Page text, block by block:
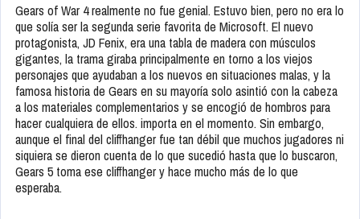
Gears of War 4 realmente no fue genial. Estuvo bien, pero no era lo
que solía ser la segunda serie favorita de Microsoft. El nuevo
protagonista, JD Fenix, era una tabla de madera con músculos
gigantes, la trama giraba principalmente en torno a los viejos
personajes que ayudaban a los nuevos en situaciones malas, y la
famosa historia de Gears en su mayoría solo asintió con la cabeza
a los materiales complementarios y se encogió de hombros para
hacer cualquiera de ellos. importa en el momento. Sin embargo,
aunque el final del cliffhanger fue tan débil que muchos jugadores ni
siquiera se dieron cuenta de lo que sucedió hasta que lo buscaron,
Gears 5 toma ese cliffhanger y hace mucho más de lo que
esperaba.